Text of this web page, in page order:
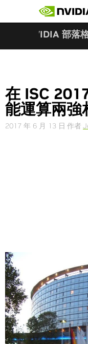
NVIDIA 部落
在 ISC
能運算兩強
2017 年 6 月 13 日 作者
Share